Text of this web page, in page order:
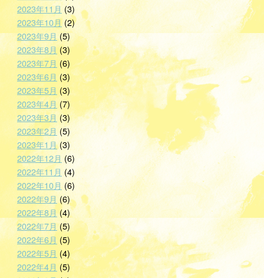
2023年11月 (3)
2023年10月 (2)
2023年9月(5)
2023年8月 (3)
2023年7月 (6)
2023年6月 (3)
2023年5月 (3)
2023年4月 (7)
2023年3月(3)
2023年2月 (5)
2023年1月(3)
2022年12月 (6)
2022年11月 (4)
2022年10月(6)
2022年9月 (6)
2022年8月(4)
2022年7月(5)
2022年6月 (5)
2022年5月 (4)
2022年4月 (5)